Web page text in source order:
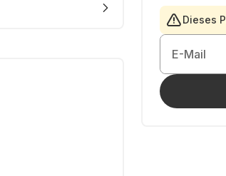
Dieses
E-Mail